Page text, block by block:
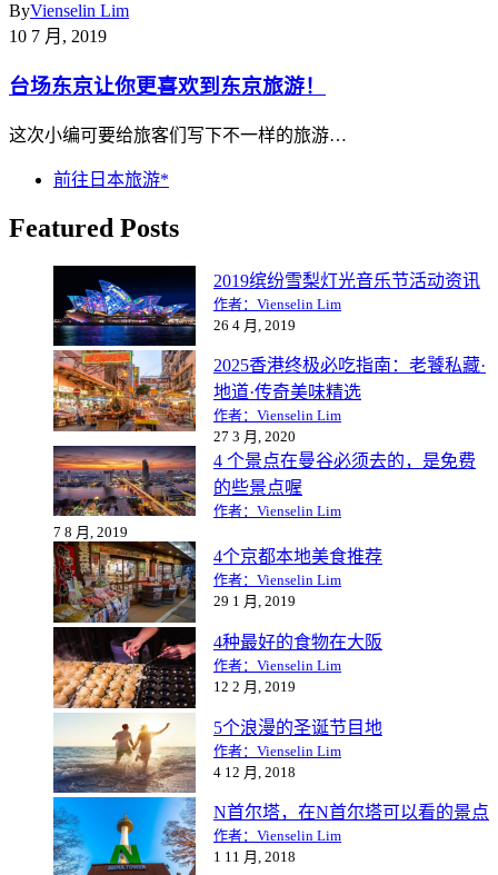
ByVienselin Lim
10 7 月, 2019
台场东京让你更喜欢到东京旅游！
这次小编可要给旅客们写下不一样的旅游…
前往日本旅游*
Featured Posts
2019缤纷雪梨灯光音乐节活动资讯
作者：Vienselin Lim
26 4 月, 2019
2025香港终极必吃指南：老饕私藏·
地道·传奇美味精选
作者：Vienselin Lim
27 3 月, 2020
4 个景点在曼谷必须去的，是免费
的些景点喔
作者：Vienselin Lim
7 8 月, 2019
4个京都本地美食推荐
作者：Vienselin Lim
29 1 月, 2019
4种最好的食物在大阪
作者：Vienselin Lim
12 2 月, 2019
5个浪漫的圣诞节目地
作者：Vienselin Lim
4 12 月, 2018
N首尔塔，在N首尔塔可以看的景点
作者：Vienselin Lim
1 11 月, 2018